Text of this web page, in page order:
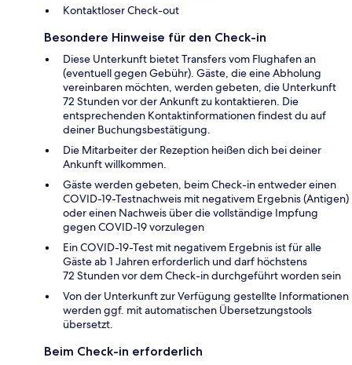
Kontaktloser Check-out
Besondere Hinweise für den Check-in
Diese Unterkunft bietet Transfers vom Flughafen an
(eventuell gegen Gebühr). Gäste, die eine Abholung
vereinbaren möchten, werden gebeten, die Unterkunft
72 Stunden vor der Ankunft zu kontaktieren. Die
entsprechenden Kontaktinformationen findest du auf
deiner Buchungsbestätigung.
Die Mitarbeiter der Rezeption heißen dich bei deiner
Ankunft willkommen.
Gäste werden gebeten, beim Check-in entweder einen
COVID-19-Testnachweis mit negativem Ergebnis (Antigen)
oder einen Nachweis über die vollständige Impfung
gegen COVID-19 vorzulegen
Ein COVID-19-Test mit negativem Ergebnis ist für alle
Gäste ab 1 Jahren erforderlich und darf höchstens
72 Stunden vor dem Check-in durchgeführt worden sein
Von der Unterkunft zur Verfügung gestellte Informationen
werden ggf. mit automatischen Übersetzungstools
übersetzt.
Beim Check-in erforderlich